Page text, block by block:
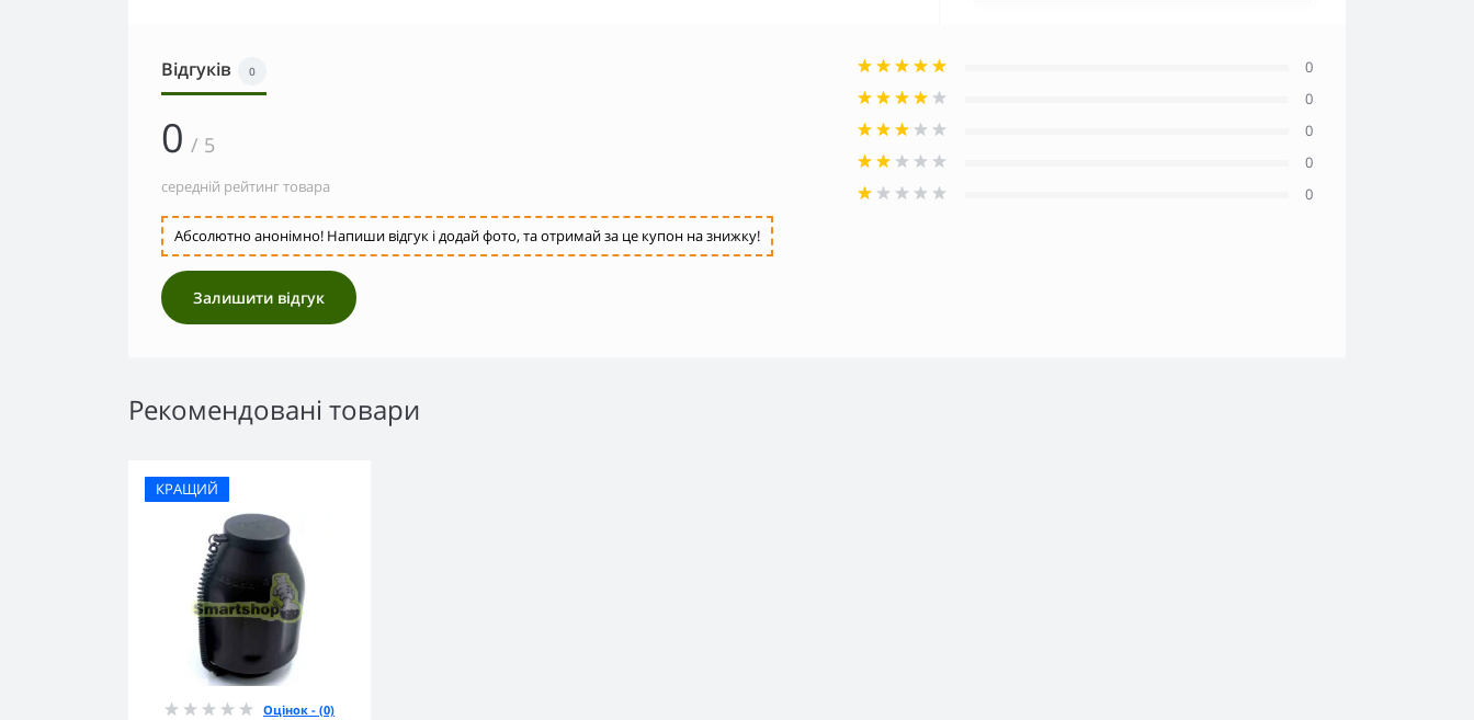
Відгуків 0
0 / 5
середній рейтинг товара
Абсолютно анонімно! Напиши відгук і додай фото, та отримай за це купон на знижку!
Залишити відгук
0
0
0
0
0
Рекомендовані товари
КРАЩИЙ
Оцінок - (0)